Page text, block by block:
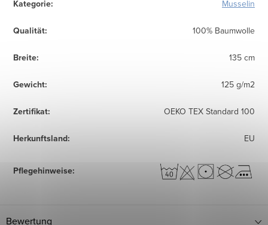
Kategorie: Musselin
Qualität: 100% Baumwolle
Breite: 135 cm
Gewicht: 125 g/m2
Zertifikat: OEKO TEX Standard 100
Herkunftsland: EU
Pflegehinweise:
Bewertung